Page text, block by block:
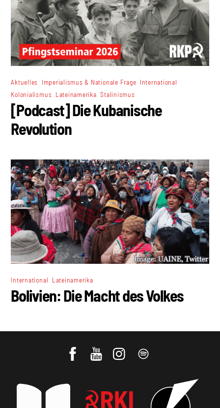
Aktuelles Imperialismus & Nationale Frage International
Kolonialismus Lateinamerika ,Stalinismus
[Podcast] Die Kubanische
Revolution
International Lateinamerika
Bolivien: Die Macht des Volkes